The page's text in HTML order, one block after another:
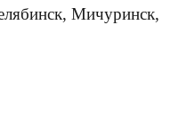
Мичуринск,